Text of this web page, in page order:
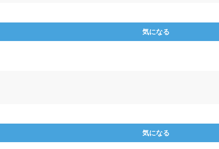
気になる
気になる